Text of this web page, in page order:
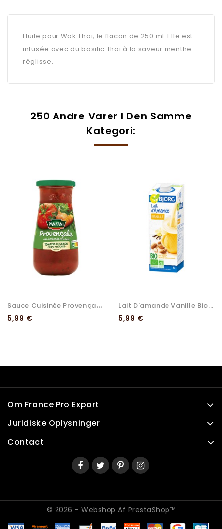
Huile pour Wok Thaï, le flacon de 250 ml. Elle est
infusée avec du basilic Thaï à la saveur menthe
réglisse.
250 Andre Varer I Den Samme
Kategori:
S
Auce Cuisinée Provençale...
Pris
5,99 €
Lait D'amande Vanille Bio...
Pris
5,99 €
Om France Pro Export
Juridiske Oplysninger
Contact
© 2026 - Webshop Af PrestaShop™